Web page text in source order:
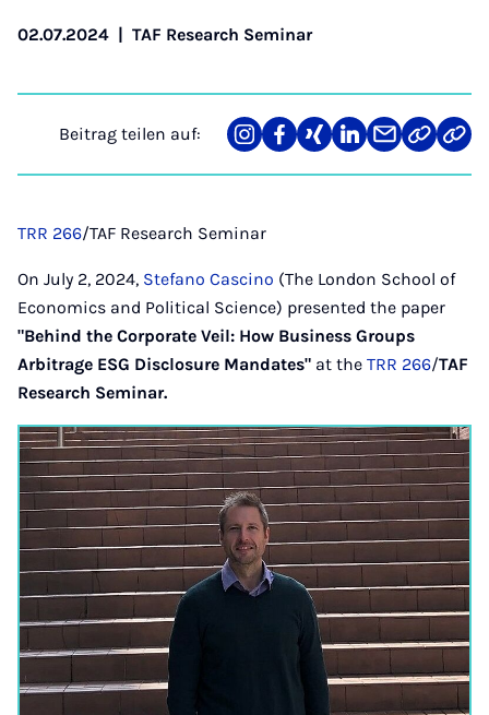
02.07.2024 | TAF Research Seminar
Beitrag teilen auf:
Teilen
auf
Teilen
auf
Teilen
auf
Teilen
auf
Teilen
über
Link
kopieren
via
TRR 266/TAF Research Seminar
On July 2, 2024, Stefano Cascino (The London School of
Economics and Political Science) presented the paper
"Behind the Corporate Veil: How Business Groups
Arbitrage ESG Disclosure Mandates" at the TRR 266/TAF
Research Seminar.